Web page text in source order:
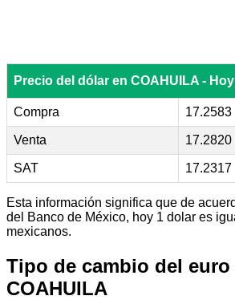
Precio del dólar en COAHUILA - Hoy
Compra 17.2583
Venta 17.2820
SAT 17.2317
Esta información significa que de
del Banco de México, hoy 1 dolar es
mexicanos.
Tipo de cambio del euro
COAHUILA